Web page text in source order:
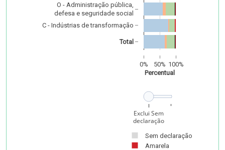
0% 50% 100%
Total
C - Indústrias de transformação
O - Administração pública,
defesa e seguridade social
Sem declaração
Amarela
Frame: Exclui Sem
Exclui Sem
declaração
Percentual